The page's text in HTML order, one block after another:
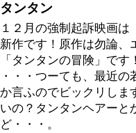
タンタン
１２月の強制起訴映画
新作です！原作は勿論、
「タンタンの冒険」です
・・・つーても、最近
か言ふのでビックリしま
いの？タンタンヘアーと
ど・・・。